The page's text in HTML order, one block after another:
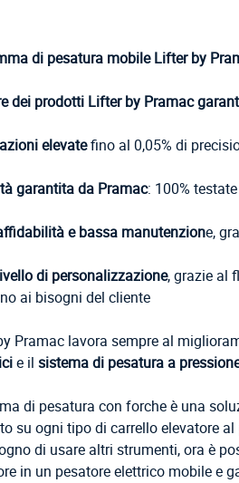
di pesatura mobile Lifter by
dei prodotti Lifter by Pramac
elevatefino al 0,05% di
garantita da Pramac: 100%
e bassa manutenzione,
di personalizzazione, grazie al
ai bisogni del cliente
Pramac lavora sempre al
e il sistema di pesatura a
di pesatura con forche è una
su ogni tipo di carrello elevatore
di usare altri strumenti, ora è
in un pesatore elettrico mobile e